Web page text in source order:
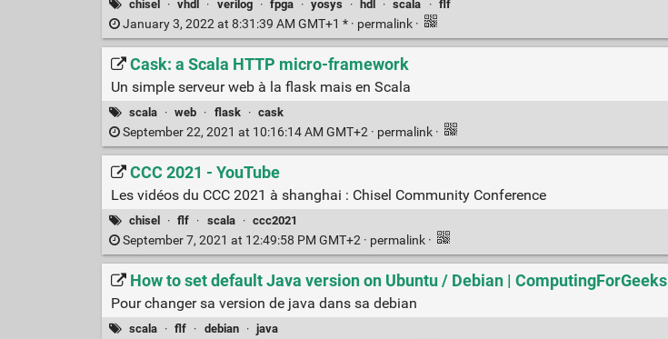
chisel · vhdl · verilog · fpga · yosys · hdl · scala · flf
January 3, 2022 at 8:31:39 AM GMT+1 * · permalink ·
Cask: a Scala HTTP micro-framework
Un simple serveur web à la flask mais en Scala
scala · web · flask · cask
September 22, 2021 at 10:16:14 AM GMT+2 · permalink ·
CCC 2021 - YouTube
Les vidéos du CCC 2021 à shanghai : Chisel Community Conference
chisel · flf · scala · ccc2021
September 7, 2021 at 12:49:58 PM GMT+2 · permalink ·
How to set default Java version on Ubuntu / Debian | ComputingForGeeks
Pour changer sa version de java dans sa debian
scala · flf · debian · java